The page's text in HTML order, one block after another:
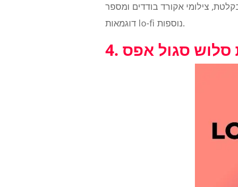
צילומי אקורד בודדים ומספר
דוגמאות lo-fi נוספות.
סלוש סגול אפס